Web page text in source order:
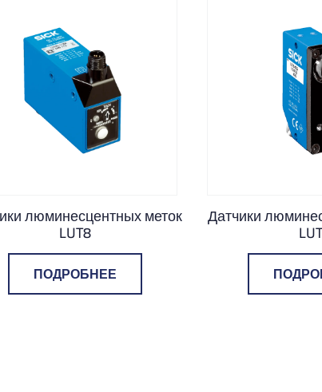
люминесцентных меток
LUT8
ПОДРОБНЕЕ
Датчики